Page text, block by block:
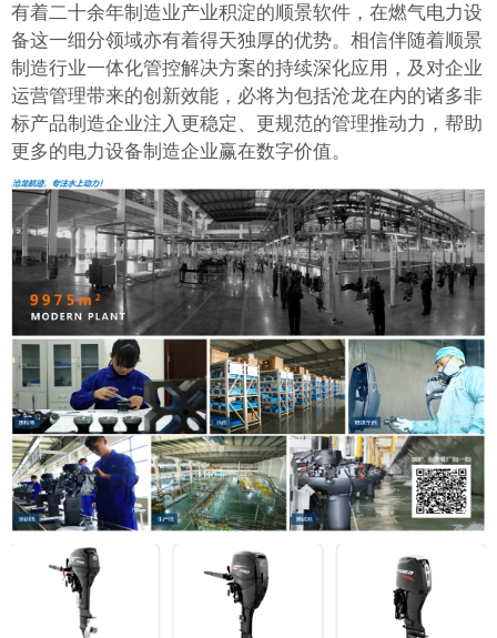
有着二十余年制造业产业积淀的顺景软件，在燃气电力设
备这一细分领域亦有着得天独厚的优势。相信伴随着顺景
制造行业一体化管控解决方案的持续深化应用，及对企业
运营管理带来的创新效能，必将为包括沧龙在内的诸多非
标产品制造企业注入更稳定、更规范的管理推动力，帮助
更多的电力设备制造企业赢在数字价值。